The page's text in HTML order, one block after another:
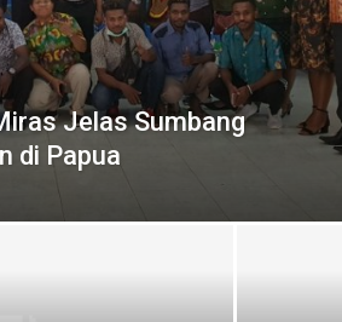
Jelas Sumbang
di Papua